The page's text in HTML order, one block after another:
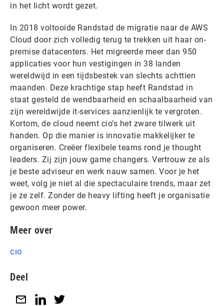
in het licht wordt gezet.
In 2018 voltooide Randstad de migratie naar de AWS
Cloud door zich volledig terug te trekken uit haar on-
premise datacenters. Het migreerde meer dan 950
applicaties voor hun vestigingen in 38 landen
wereldwijd in een tijdsbestek van slechts achttien
maanden. Deze krachtige stap heeft Randstad in
staat gesteld de wendbaarheid en schaalbaarheid van
zijn wereldwijde it-services aanzienlijk te vergroten.
Kortom, de cloud neemt cio’s het zware tilwerk uit
handen. Op die manier is innovatie makkelijker te
organiseren. Creëer flexibele teams rond je thought
leaders. Zij zijn jouw game changers. Vertrouw ze als
je beste adviseur en werk nauw samen. Voor je het
weet, volg je niet al die spectaculaire trends, maar zet
je ze zelf. Zonder de heavy lifting heeft je organisatie
gewoon meer power.
Meer over
CIO
Deel